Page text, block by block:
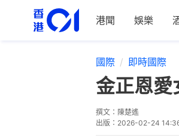
港聞 娛樂
國際 即時國際
金正恩
撰文： 陳楚遙
出版： 2026-02-24